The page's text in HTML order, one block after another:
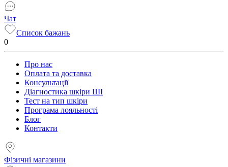
Чат
Список бажань
0
Про нас
Оплата та доставка
Консультації
Діагностика шкіри ШІ
Тест на тип шкіри
Програма лояльності
Блог
Контакти
Фізичні магазини